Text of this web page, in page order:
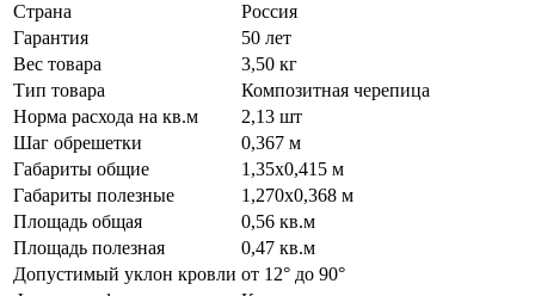
Страна
Россия
Гарантия
50 лет
Вес товара
3,50 кг
Тип товара
Композитная черепица
Норма расхода на кв.м
2,13 шт
Шаг обрешетки
0,367 м
Габариты общие
1,35х0,415 м
Габариты полезные
1,270х0,368 м
Площадь общая
0,56 кв.м
Площадь полезная
0,47 кв.м
Допустимый уклон кровли от 12° до 90°